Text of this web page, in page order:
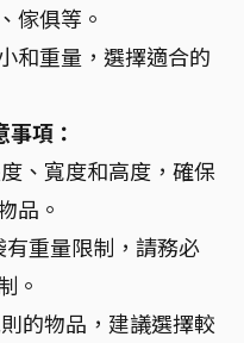
傢俱等。
和重量，選擇適合的
項：
、寬度和高度，確保
品。
重量限制，請務必
。
的物品，建議選擇較